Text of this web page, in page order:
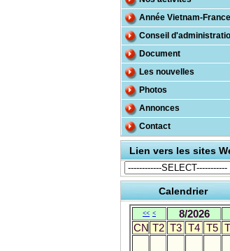
Année Vietnam-
Conseil
Document
Les nouvelles
Photos
Annonces
Contact
Lien vers les sites
Calendrier
<< < 8/2026
CN T2 T3 T4 T5